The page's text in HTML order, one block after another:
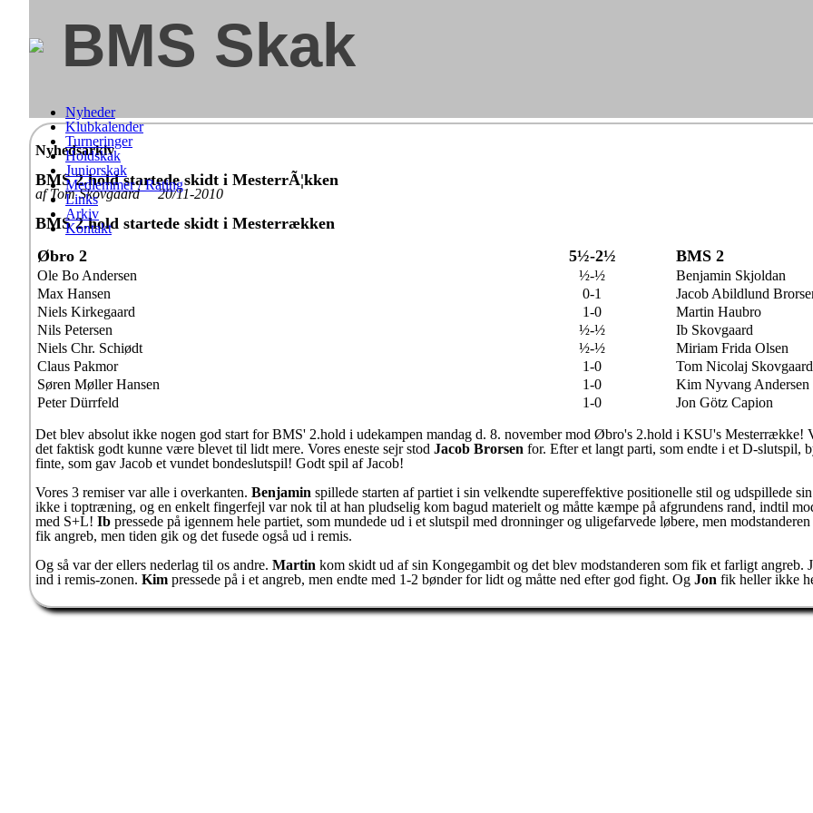
BMS Skak
Nyheder
Klubkalender
Turneringer
Holdskak
Juniorskak
Medlemmer / Rating
Links
Arkiv
Kontakt
Nyhedsarkiv
BMS 2.hold startede skidt i MesterrÃ¦kken
af Tom Skovgaard 20/11-2010
BMS 2.hold startede skidt i Mesterrækken
Øbro 2
5½-2½ BMS 2
Ole Bo Andersen ½-½
Benjamin Skjoldan
Max Hansen
0-1
Jacob Abildlund
Niels Kirkegaard
1-0
Martin Haubro
Nils Petersen
½-½
Ib Skovgaard
Niels Chr. Schiødt
½-½
Miriam Frida Olsen
Claus Pakmor
1-0
Tom Nicolaj Skovgaard
Søren Møller Hansen
1-0
Kim Nyvang Andersen
Peter Dürrfeld
1-0 Jon Götz Capion
Det blev absolut ikke nogen god start for BMS' 2.hold i udekampen mandag d. 8. november mod Øbro's 2.hold i KSU's
det faktisk godt kunne være blevet til lidt mere. Vores eneste sejr stod Jacob Brorsen for. Efter et langt parti, som endte i et D-slutspil,
finte, som gav Jacob et vundet bondeslutspil! Godt spil af Jacob!
Vores 3 remiser var alle i overkanten. Benjamin spillede starten af partiet i sin velkendte supereffektive positionelle stil og udspillede
ikke i toptræning, og en enkelt fingerfejl var nok til at han pludselig kom bagud materielt og måtte kæmpe på afgrundens rand, indtil
med S+L! Ib pressede på igennem hele partiet, som mundede ud i et slutspil med dronninger og uligefarvede løbere, men
fik angreb, men tiden gik og det fusede også ud i remis.
Og så var der ellers nederlag til os andre. Martin kom skidt ud af sin Kongegambit og det blev modstanderen som fik et farligt angreb.
ind i remis-zonen. Kim pressede på i et angreb, men endte med 1-2 bønder for lidt og måtte ned efter god fight. Og Jon fik heller ikke